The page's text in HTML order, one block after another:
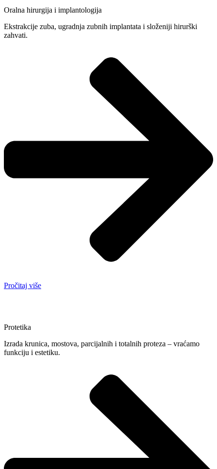
Oralna hirurgija i implantologija
Ekstrakcije zuba, ugradnja zubnih implantata i složeniji hirurški
zahvati.
Pročitaj više
Protetika
Izrada krunica, mostova, parcijalnih i totalnih proteza – vraćamo
funkciju i estetiku.